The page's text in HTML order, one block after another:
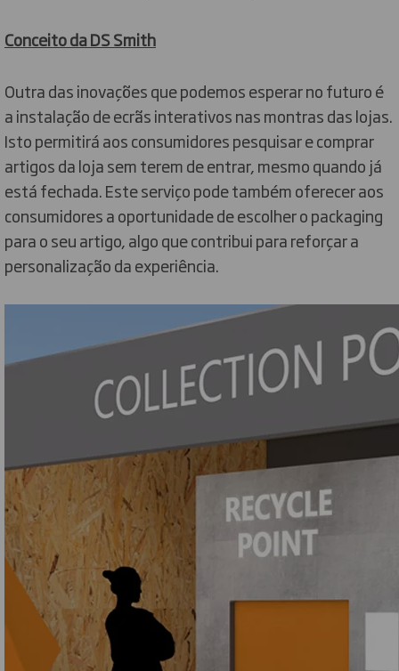
Conceito da DS Smith
Outra das inovações que podemos esperar no futuro é
a instalação de ecrãs interativos nas montras das lojas.
Isto permitirá aos consumidores pesquisar e comprar
artigos da loja sem terem de entrar, mesmo quando já
está fechada. Este serviço pode também oferecer aos
consumidores a oportunidade de escolher o packaging
para o seu artigo, algo que contribui para reforçar a
personalização da experiência.